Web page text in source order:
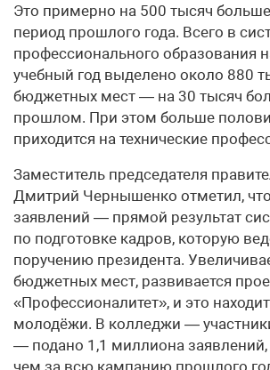
Это примерно на 500 тысяч
период прошлого года. Всего в
профессионального образования
учебный год выделено около 880
бюджетных мест — на 30 тысяч
прошлом. При этом больше
приходится на технические
Заместитель председателя
Дмитрий Чернышенко отметил,
заявлений — прямой результат
по подготовке кадров, которую
поручению президента.
бюджетных мест, развивается
«Профессионалитет», и это
молодёжи. В колледжи —
— подано 1,1 миллиона
чем за всю кампанию прошлого